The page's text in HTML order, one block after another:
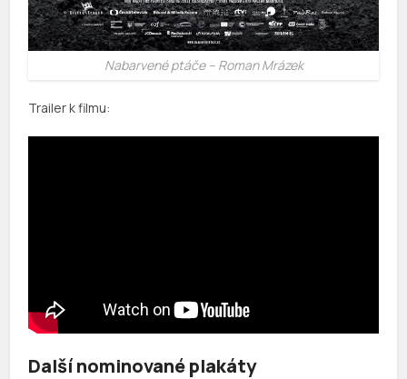
Nabarvené ptáče – Roman Mrázek
Trailer k filmu:
Další nominované plakáty